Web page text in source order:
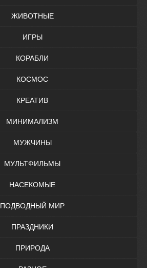
ЖИВОТНЫЕ
ИГРЫ
КОРАБЛИ
КОСМОС
КРЕАТИВ
МИНИМАЛИЗМ
МУЖЧИНЫ
МУЛЬТФИЛЬМЫ
НАСЕКОМЫЕ
ПОДВОДНЫЙ МИР
ПРАЗДНИКИ
ПРИРОДА